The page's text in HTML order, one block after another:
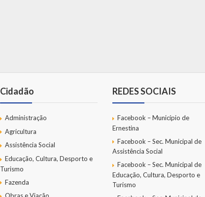
Cidadão
Administração
Agricultura
Assistência Social
Educação, Cultura, Desporto e
Turismo
Fazenda
REDES SOCIAIS
Facebook – Município de
Ernestina
Facebook – Sec. Municipal de
Assistência Social
Facebook – Sec. Municipal de
Educação, Cultura, Desporto e
Turismo